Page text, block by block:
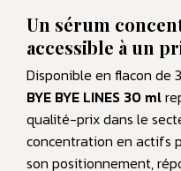
Un sérum
accessible à un
Disponible en flacon de
BYE BYE LINES 30 ml
qualité-prix dans le
concentration en actifs
son positionnement,